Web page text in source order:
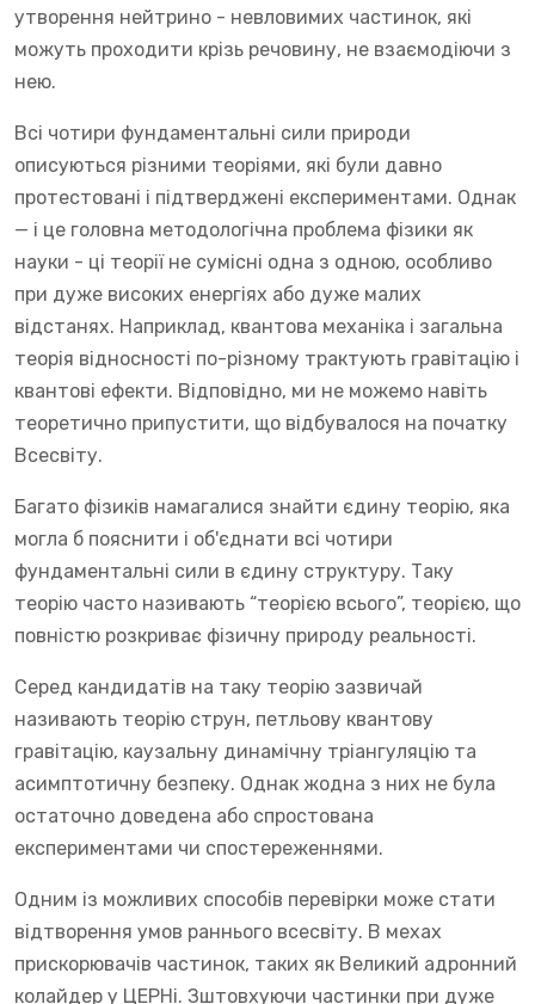
утворення нейтрино - невловимих частинок, які
можуть проходити крізь речовину, не взаємодіючи з
нею.
Всі чотири фундаментальні сили природи
описуються різними теоріями, які були давно
протестовані і підтверджені експериментами. Однак
— і це головна методологічна проблема фізики як
науки - ці теорії не сумісні одна з одною, особливо
при дуже високих енергіях або дуже малих
відстанях. Наприклад, квантова механіка і загальна
теорія відносності по-різному трактують гравітацію і
квантові ефекти. Відповідно, ми не можемо навіть
теоретично припустити, що відбувалося на початку
Всесвіту.
Багато фізиків намагалися знайти єдину теорію, яка
могла б пояснити і об'єднати всі чотири
фундаментальні сили в єдину структуру. Таку
теорію часто називають “теорією всього”, теорією, що
повністю розкриває фізичну природу реальності.
Серед кандидатів на таку теорію зазвичай
називають теорію струн, петльову квантову
гравітацію, каузальну динамічну тріангуляцію та
асимптотичну безпеку. Однак жодна з них не була
остаточно доведена або спростована
експериментами чи спостереженнями.
Одним із можливих способів перевірки може стати
відтворення умов раннього всесвіту. В мехах
прискорювачів частинок, таких як Великий адронний
колайдер у ЦЕРНі. Зштовхуючи частинки при дуже